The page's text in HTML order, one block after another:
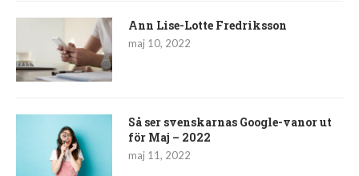
Ann Lise-Lotte Fredriksson
maj 10, 2022
Så ser svenskarnas Google-vanor ut
för Maj – 2022
maj 11, 2022